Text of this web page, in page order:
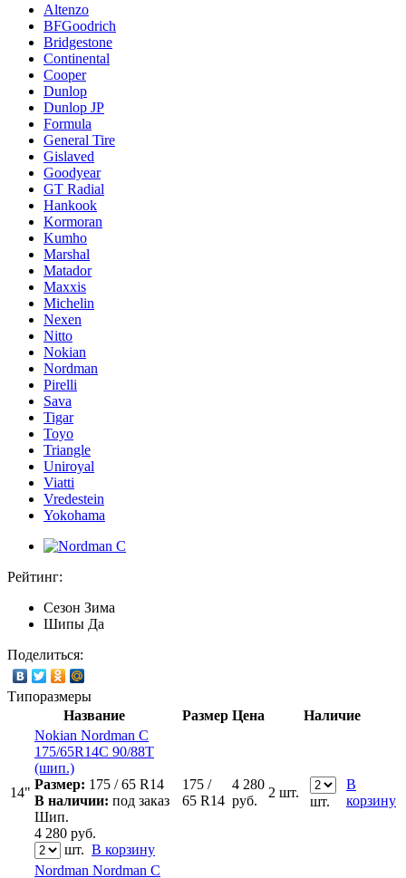
Altenzo
BFGoodrich
Bridgestone
Continental
Cooper
Dunlop
Dunlop JP
Formula
General Tire
Gislaved
Goodyear
GT Radial
Hankook
Kormoran
Kumho
Marshal
Matador
Maxxis
Michelin
Nexen
Nitto
Nokian
Nordman
Pirelli
Sava
Tigar
Toyo
Triangle
Uniroyal
Viatti
Vredestein
Yokohama
Рейтинг:
Сезон Зима
Шипы Да
Поделиться:
Типоразмеры
Название
Размер Цена Наличие
14"
Nokian Nordman C
175/65R14C 90/88T
(шип.)
Размер: 175 / 65 R14
В наличии: под заказ
Шип.
4 280 руб.
шт. В корзину
175 /
65 R14
4 280
руб.
2 шт.
шт.
В
корзину
Nordman Nordman C